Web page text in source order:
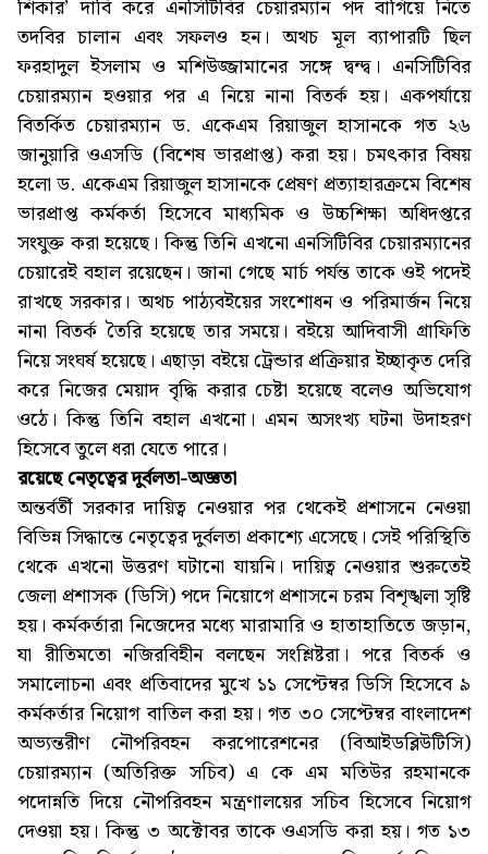
শিকার’ দাবি করে এনসিটিবির চেয়ারম্যান পদ বাগিয়ে নিতে
তদবির চালান এবং সফলও হন। অথচ মূল ব্যাপারটি ছিল
ফরহাদুল ইসলাম ও মশিউজ্জামানের সঙ্গে দ্বন্দ্ব। এনসিটিবির
চেয়ারম্যান হওয়ার পর এ নিয়ে নানা বিতর্ক হয়। একপর্যায়ে
বিতর্কিত চেয়ারম্যান ড. একেএম রিয়াজুল হাসানকে গত ২৬
জানুয়ারি ওএসডি (বিশেষ ভারপ্রাপ্ত) করা হয়। চমৎকার বিষয়
হলো ড. একেএম রিয়াজুল হাসানকে প্রেষণ প্রত্যাহারক্রমে বিশেষ
ভারপ্রাপ্ত কর্মকর্তা হিসেবে মাধ্যমিক ও উচ্চশিক্ষা অধিদপ্তরে
সংযুক্ত করা হয়েছে। কিন্তু তিনি এখনো এনসিটিবির চেয়ারম্যানের
চেয়ারেই বহাল রয়েছেন। জানা গেছে মার্চ পর্যন্ত তাকে ওই পদেই
রাখছে সরকার। অথচ পাঠ্যবইয়ের সংশোধন ও পরিমার্জন নিয়ে
নানা বিতর্ক তৈরি হয়েছে তার সময়ে। বইয়ে আদিবাসী গ্রাফিতি
নিয়ে সংঘর্ষ হয়েছে। এছাড়া বইয়ে ট্রেন্ডার প্রক্রিয়ার ইচ্ছাকৃত দেরি
করে নিজের মেয়াদ বৃদ্ধি করার চেষ্টা হয়েছে বলেও অভিযোগ
ওঠে। কিন্তু তিনি বহাল এখনো। এমন অসংখ্য ঘটনা উদাহরণ
হিসেবে তুলে ধরা যেতে পারে।
রয়েছে নেতৃত্বের দুর্বলতা-অজ্ঞতা
অন্তর্বর্তী সরকার দায়িত্ব নেওয়ার পর থেকেই প্রশাসনে নেওয়া
বিভিন্ন সিদ্ধান্তে নেতৃত্বের দুর্বলতা প্রকাশ্যে এসেছে। সেই পরিস্থিতি
থেকে এখনো উত্তরণ ঘটানো যায়নি। দায়িত্ব নেওয়ার শুরুতেই
জেলা প্রশাসক (ডিসি) পদে নিয়োগে প্রশাসনে চরম বিশৃঙ্খলা সৃষ্টি
হয়। কর্মকর্তারা নিজেদের মধ্যে মারামারি ও হাতাহাতিতে জড়ান,
যা রীতিমতো নজিরবিহীন বলছেন সংশ্লিষ্টরা। পরে বিতর্ক ও
সমালোচনা এবং প্রতিবাদের মুখে ১১ সেপ্টেম্বর ডিসি হিসেবে ৯
কর্মকর্তার নিয়োগ বাতিল করা হয়। গত ৩০ সেপ্টেম্বর বাংলাদেশ
অভ্যন্তরীণ নৌপরিবহন করপোরেশনের (বিআইডব্লিউটিসি)
চেয়ারম্যান (অতিরিক্ত সচিব) এ কে এম মতিউর রহমানকে
পদোন্নতি দিয়ে নৌপরিবহন মন্ত্রণালয়ের সচিব হিসেবে নিয়োগ
দেওয়া হয়। কিন্তু ৩ অক্টোবর তাকে ওএসডি করা হয়। গত ১৩